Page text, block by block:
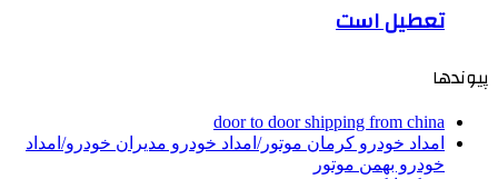
تعطیل است
پیوندها
door to door shipping from china
امداد خودرو کرمان موتور/امداد خودرو مدیران خودرو/امداد
خودرو بهمن موتور